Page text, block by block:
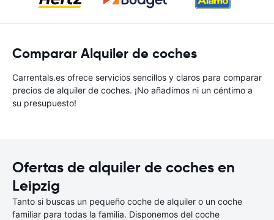
Comparar Alquiler de coches
Carrentals.es ofrece servicios sencillos y claros para comparar
precios de alquiler de coches. ¡No añadimos ni un céntimo a
su presupuesto!
Ofertas de alquiler de coches en
Leipzig
Tanto si buscas un pequeño coche de alquiler o un coche
familiar para todas la familia. Disponemos del coche